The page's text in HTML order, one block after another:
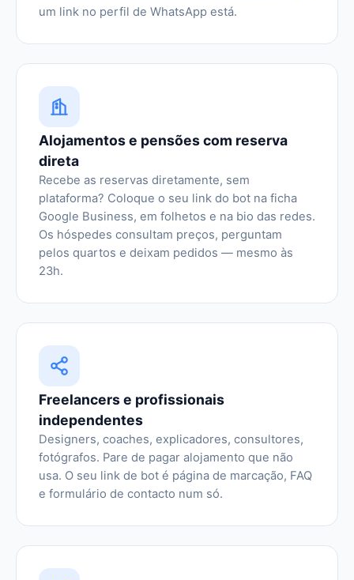
um link no perfil de WhatsApp está.
Alojamentos e pensões com reserva
direta
Recebe as reservas diretamente, sem
plataforma? Coloque o seu link do bot na ficha
Google Business, em folhetos e na bio das redes.
Os hóspedes consultam preços, perguntam
pelos quartos e deixam pedidos — mesmo às
23h.
Freelancers e profissionais
independentes
Designers, coaches, explicadores, consultores,
fotógrafos. Pare de pagar alojamento que não
usa. O seu link de bot é página de marcação, FAQ
e formulário de contacto num só.